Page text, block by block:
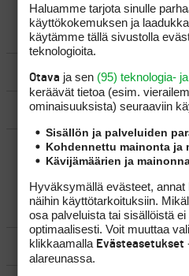
LUO AIHE
SÄÄNNÖT
OHJEET
UUSIMMAT
YLEISTÄ
VÄLINEET
Haluamme tarjota sinulle
käyttökokemuksen ja
käytämme tällä sivustolla
teknologioita.
Otava ja sen (95) teknologia-
keräävät tietoa (esim.
ominaisuuk­sista) seuraaviin
Sisällön ja palveluiden
Kohdennettu mainonta ja
Kävijämäärien ja
Hyväksymällä evästeet,
näihin käyttötarkoituksiin.
osa palveluista tai sisällöistä
optimaalisesti. Voit muuttaa
klikkaamalla Evästeasetukset
alareunassa.